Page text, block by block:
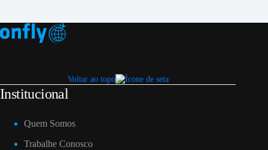
Voltar ao topo
Institucional
Quem Somos
Trabalhe Conosco